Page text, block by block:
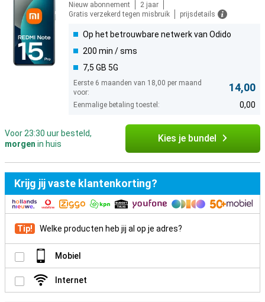
Nieuw abonnement
2 jaar
Gratis verzekerd tegen misbruik
prijsdetails
Op het betrouwbare netwerk van Odido
200 min / sms
7,5 GB 5G
Eerste 6 maanden van 18,00 per maand
voor:
14,00
Eenmalige betaling toestel: 0,00
Voor 23:30 uur besteld,
morgen in huis Kies je bundel
Krijg jij vaste klantenkorting?
Tip! Welke producten heb jij al op je adres?
Mobiel
Internet